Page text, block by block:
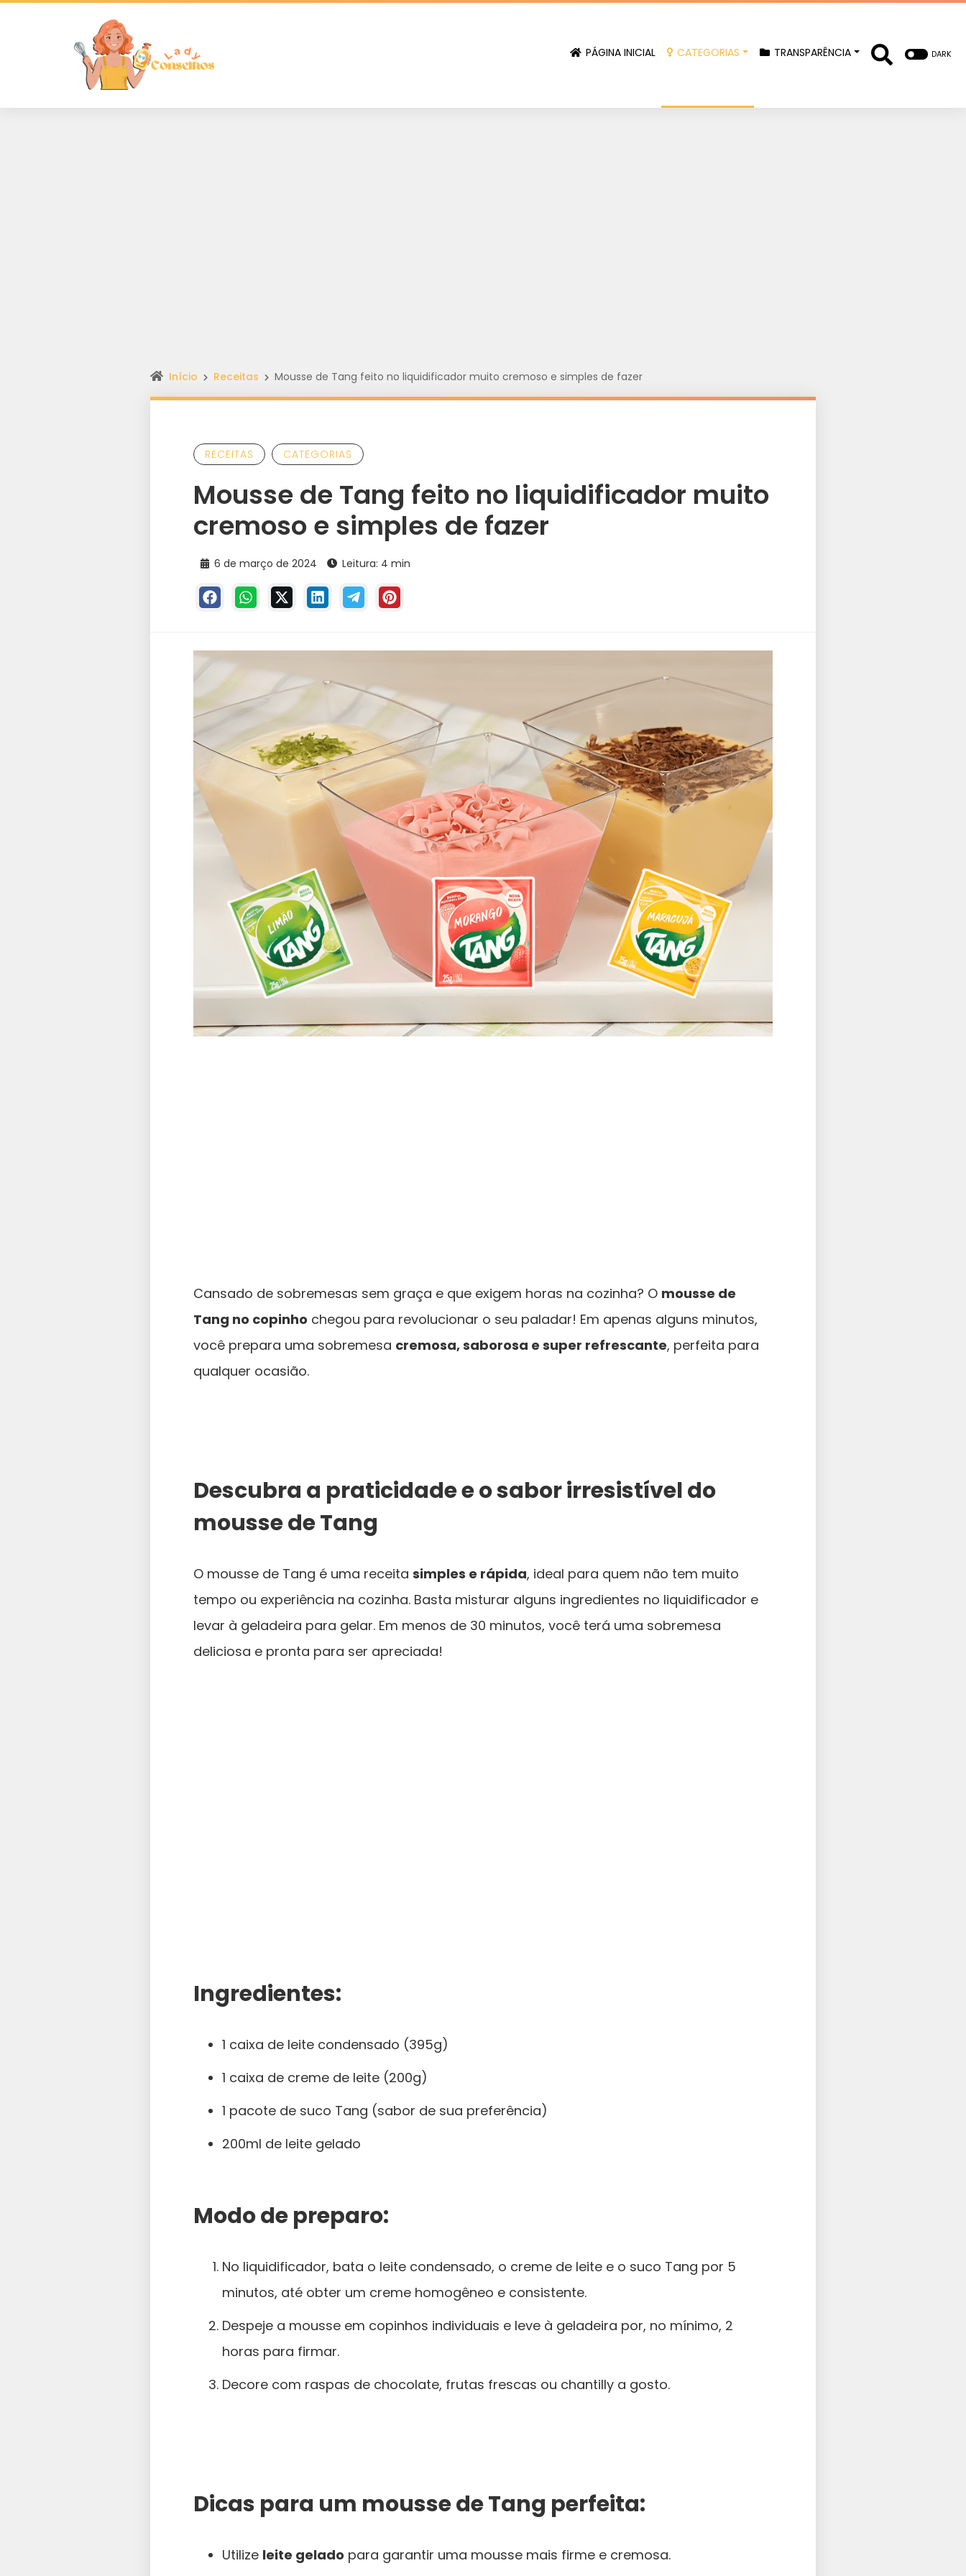
PÁGINA INICIAL CATEGORIAS TRANSPARÊNCIA DARK
Início Receitas Mousse de Tang feito no liquidificador muito cremoso e simples de fazer
RECEITAS CATEGORIAS
Mousse de Tang feito no liquidificador muito
cremoso e simples de fazer
6 de março de 2024 Leitura: 4 min
Cansado de sobremesas sem graça e que exigem horas na cozinha? O mousse de
Tang no copinho chegou para revolucionar o seu paladar! Em apenas alguns minutos,
você prepara uma sobremesa cremosa, saborosa e super refrescante, perfeita para
qualquer ocasião.
Descubra a praticidade e o sabor irresistível do
mousse de Tang
O mousse de Tang é uma receita simples e rápida, ideal para quem não tem muito
tempo ou experiência na cozinha. Basta misturar alguns ingredientes no liquidificador e
levar à geladeira para gelar. Em menos de 30 minutos, você terá uma sobremesa
deliciosa e pronta para ser apreciada!
Ingredientes:
1 caixa de leite condensado (395g)
1 caixa de creme de leite (200g)
1 pacote de suco Tang (sabor de sua preferência)
200ml de leite gelado
Modo de preparo:
No liquidificador, bata o leite condensado, o creme de leite e o suco Tang por 5
minutos, até obter um creme homogêneo e consistente.
Despeje a mousse em copinhos individuais e leve à geladeira por, no mínimo, 2
horas para firmar.
Decore com raspas de chocolate, frutas frescas ou chantilly a gosto.
Dicas para um mousse de Tang perfeita:
Utilize leite gelado para garantir uma mousse mais firme e cremosa.